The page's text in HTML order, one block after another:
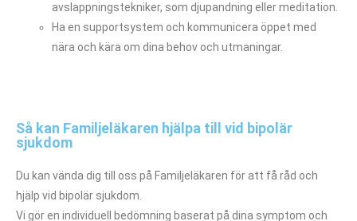
avslappningstekniker, som djupandning eller meditation.
Ha en supportsystem och kommunicera öppet med
nära och kära om dina behov och utmaningar.
Så kan Familjeläkaren hjälpa till vid bipolär
sjukdom
Du kan vända dig till oss på Familjeläkaren för att få råd och
hjälp vid bipolär sjukdom.
Vi gör en individuell bedömning baserat på dina symptom och